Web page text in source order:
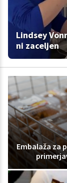
Lindsey
ni zaceljen
Embalaža za